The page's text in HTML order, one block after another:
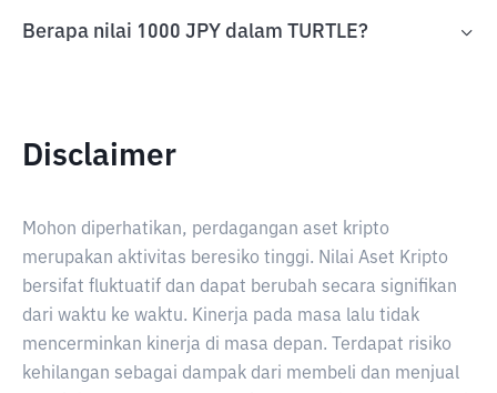
Berapa nilai 1000 JPY dalam TURTLE?
Disclaimer
Mohon diperhatikan, perdagangan aset kripto
merupakan aktivitas beresiko tinggi. Nilai Aset Kripto
bersifat fluktuatif dan dapat berubah secara signifikan
dari waktu ke waktu. Kinerja pada masa lalu tidak
mencerminkan kinerja di masa depan. Terdapat risiko
kehilangan sebagai dampak dari membeli dan menjual